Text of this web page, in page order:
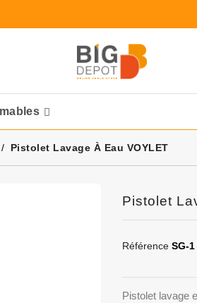
Pistolet Lavage À Eau VOYLET
Pistolet
Référence SG-1
Pistolet lavage